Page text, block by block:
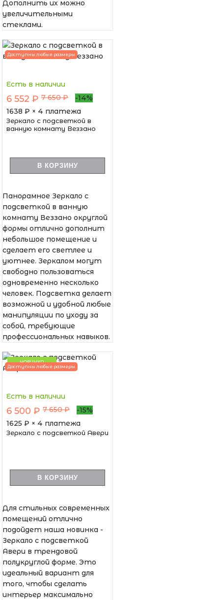
Дополнить их можно
увеличительными
стеклами.
Доступны любые размеры
Есть в наличии
6 552 ₽ 7 650 ₽
-14%
1638 ₽ × 4 платежа
Зеркало с подсветкой в
ванную комнату Веззано
В КОРЗИНУ
Панорамное Зеркало с
подсветкой в ванную
комнату Веззано округлой
формы отлично дополнит
небольшое помещение и
сделает его светлее и
уютнее. Зеркалом могут
свободно пользоваться
одновременно несколько
человек. Подсветка делает
возможной и удобной любые
манипуляции по уходу за
собой, требующие
профессиональных навыков.
НОВИНКА
Доступны любые размеры
Есть в наличии
6 500 ₽ 7 650 ₽
-15%
1625 ₽ × 4 платежа
Зеркало с подсветкой Авери
В КОРЗИНУ
Для стильных современных
помещений отлично
подойдет наша новинка -
Зеркало с подсветкой
Авери в трендовой
полукруглой форме. Это
идеальный вариант для
того, чтобы сделать
интерьер максимально